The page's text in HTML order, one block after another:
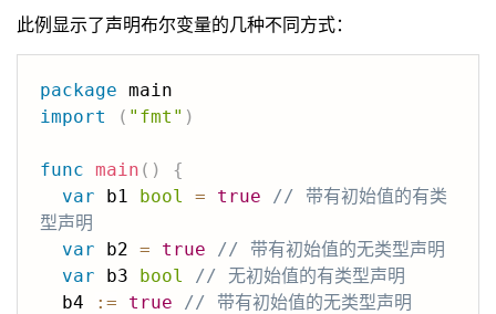
此例显示了声明布尔变量的几种不同方式：
package
import
( "fmt" )
func main ( )
{
var b1 bool = true
// 带有初始值的有类
型声明
var b2 = true
// 带有初始值的无类型声明
var b3 bool
// 无初始值的有类型声明
  b4
:= true // 带有初始值的无类型声明